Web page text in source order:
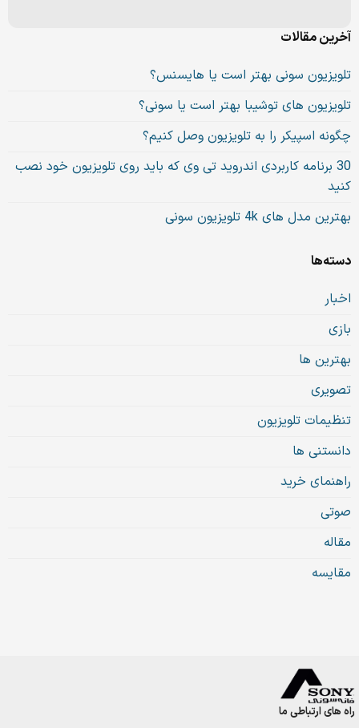
آخرین مقالات
تلویزیون سونی بهتر است یا هایسنس؟
تلویزیون های توشیبا بهتر است یا سونی؟
چگونه اسپیکر را به تلویزیون وصل کنیم؟
30 برنامه کاربردی اندروید تی وی که باید روی تلویزیون خود نصب
کنید
بهترین مدل های 4k تلویزیون سونی
دسته‌ها
اخبار
بازی
بهترین ها
تصویری
تنظیمات تلویزیون
دانستنی ها
راهنمای خرید
صوتی
مقاله
مقایسه
راه های ارتباطی ما